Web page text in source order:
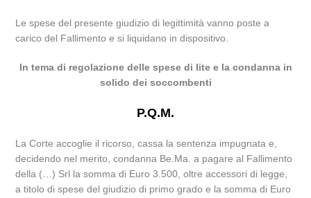
Le spese del presente giudizio di legittimità vanno poste a
carico del Fallimento e si liquidano in dispositivo.
In tema di regolazione delle spese di lite e la condanna in
solido dei soccombenti
P.Q.M.
La Corte accoglie il ricorso, cassa la sentenza impugnata e,
decidendo nel merito, condanna Be.Ma. a pagare al Fallimento
della (…) Srl la somma di Euro 3.500, oltre accessori di legge,
a titolo di spese del giudizio di primo grado e la somma di Euro